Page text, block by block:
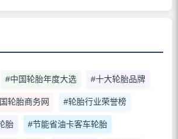
#中国轮胎年度大选 #十大轮胎品牌
轮胎商务网 #轮胎行业荣誉榜
胎 #节能省油卡客车轮胎